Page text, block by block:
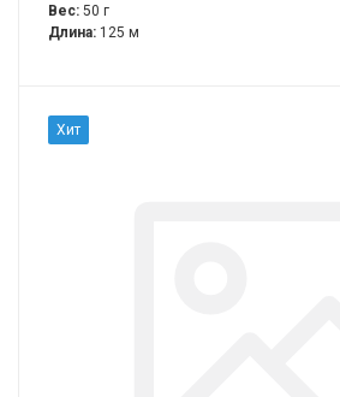
Вес: 50 г
Длина: 125 м
Хит